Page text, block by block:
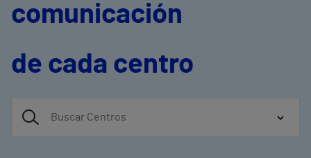
comunicación
de cada centro